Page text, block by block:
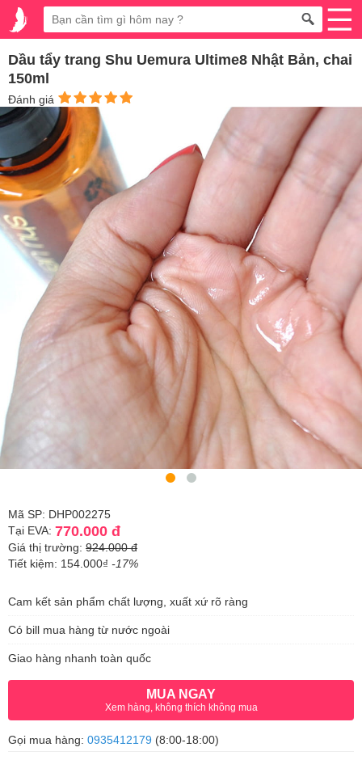
Dầu tẩy trang Shu Uemura Ultime8 Nhật Bản, chai
150ml
Đánh giá
Mã SP: DHP002275
Tại EVA: 770.000 đ
Giá thị trường: 924.000 đ
Tiết kiệm: 154.000₫ -17%
Cam kết sản phẩm chất lượng, xuất xứ rõ ràng
Có bill mua hàng từ nước ngoài
Giao hàng nhanh toàn quốc
MUA NGAY
Xem hàng, không thích không mua
Gọi mua hàng: 0935412179 (8:00-18:00)